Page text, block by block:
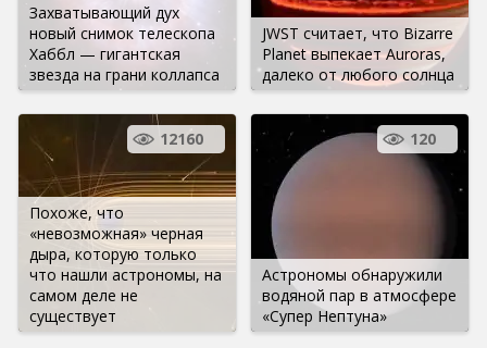
Захватывающий дух
новый снимок телескопа
Хаббл — гигантская
звезда на грани коллапса
JWST считает, что Bizarre
Planet выпекает Auroras,
далеко от любого солнца
Похоже, что
«невозможная» черная
дыра, которую только
что нашли астрономы, на
самом деле не
существует
12160
Астрономы обнаружили
водяной пар в атмосфере
«Супер Нептуна»
120